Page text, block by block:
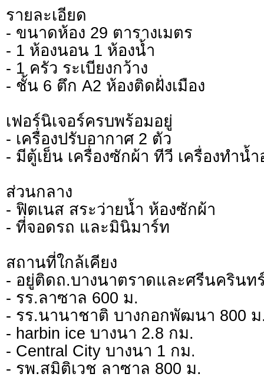
รายละเอียด
- ขนาดห้อง 29 ตารางเมตร
- 1 ห้องนอน 1 ห้องน้ำ
- 1 ครัว ระเบียงกว้าง
- ชั้น 6 ตึก A2 ห้องติดฝั่งเมือง
เฟอร์นิเจอร์ครบพร้อมอยู่
- เครื่องปรับอากาศ 2 ตัว
- มีตู้เย็น เครื่องซักผ้า ทีวี เครื่องทำน้
ส่วนกลาง
- ฟิตเนส สระว่ายน้ำ ห้องซักผ้า
- ที่จอดรถ และมินิมาร์ท
สถานที่ใกล้เคียง
- อยู่ติดถ.บางนาตราดและศรีนครินท
- รร.ลาซาล 600 ม.
- รร.นานาชาติ บางกอกพัฒนา 800
- harbin ice บางนา 2.8 กม.
- Central City บางนา 1 กม.
- รพ.สมิติเวช ลาซาล 800 ม.